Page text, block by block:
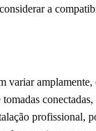
a
variar
profissional,